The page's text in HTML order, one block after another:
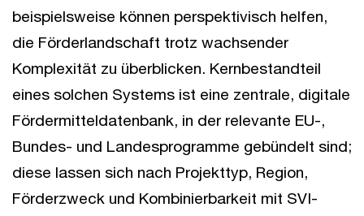
beispielsweise können perspektivisch helfen,
die Förderlandschaft trotz wachsender
Komplexität zu überblicken. Kernbestandteil
eines solchen Systems ist eine zentrale, digitale
Fördermitteldatenbank, in der relevante EU-,
Bundes- und Landesprogramme gebündelt sind;
diese lassen sich nach Projekttyp, Region,
Förderzweck und Kombinierbarkeit mit SVI-